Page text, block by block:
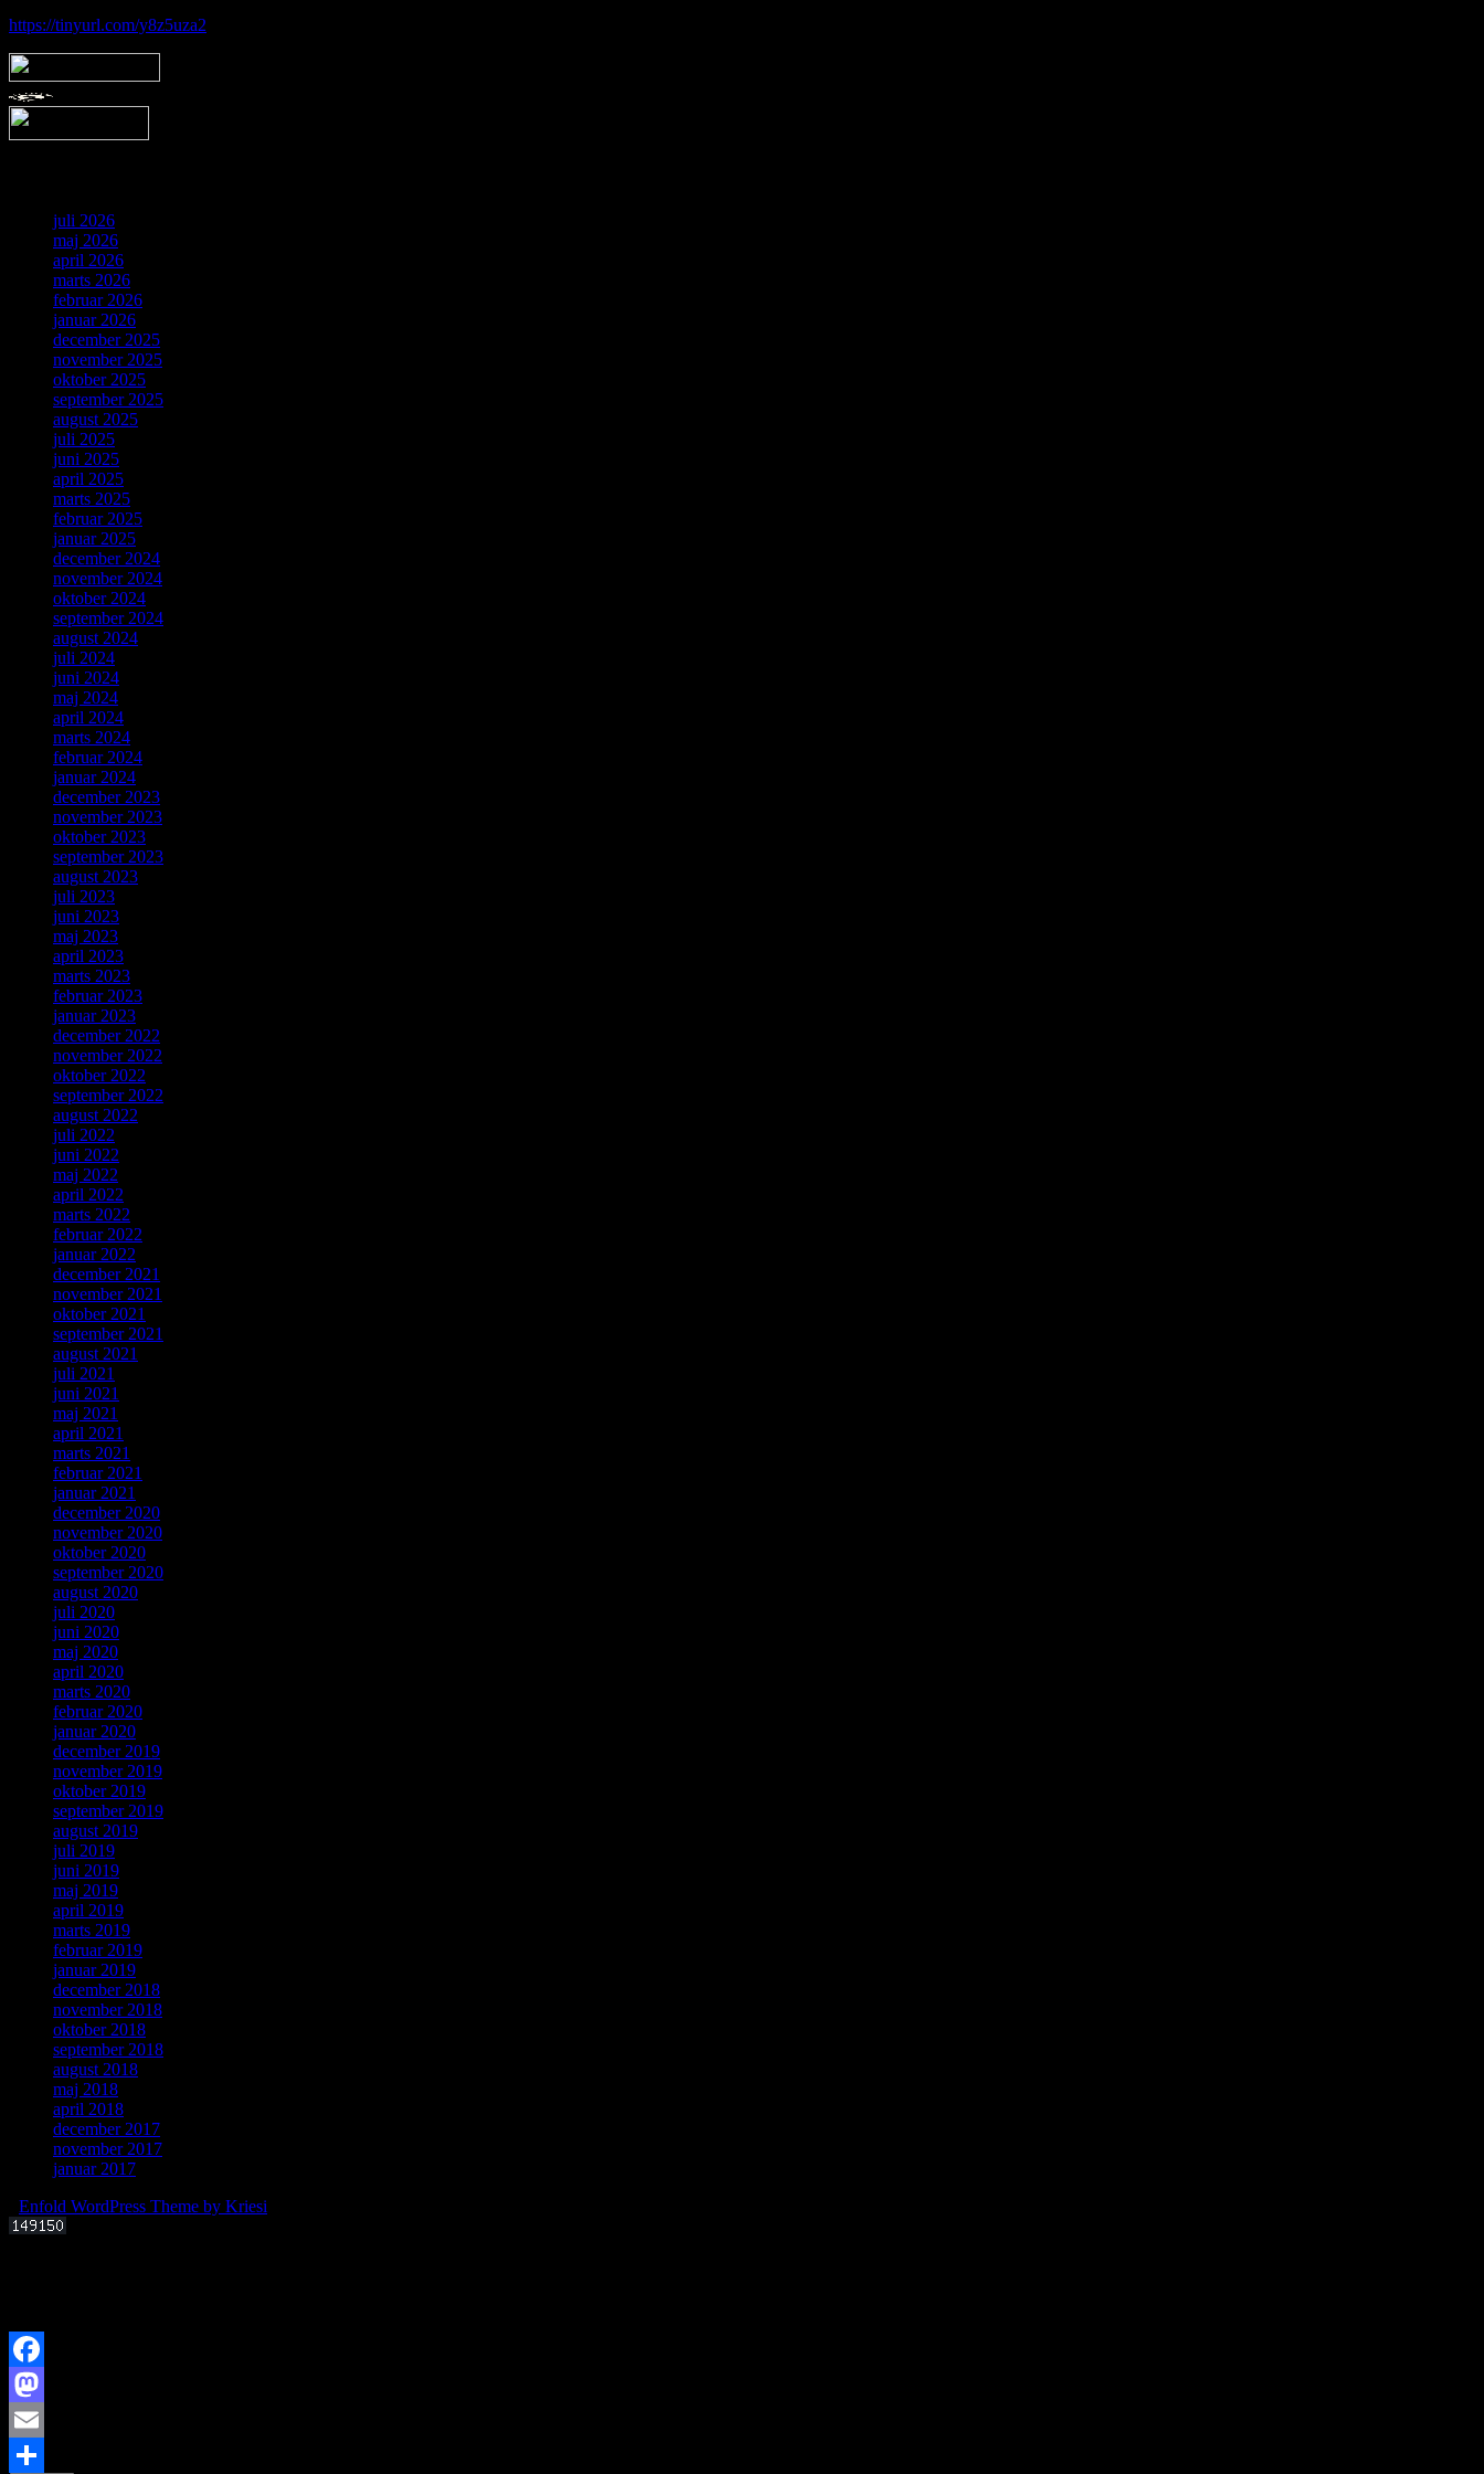
https://tinyurl.com/y8z5uza2
juli 2026
maj 2026
april 2026
marts 2026
februar 2026
januar 2026
december 2025
november 2025
oktober 2025
september 2025
august 2025
juli 2025
juni 2025
april 2025
marts 2025
februar 2025
januar 2025
december 2024
november 2024
oktober 2024
september 2024
august 2024
juli 2024
juni 2024
maj 2024
april 2024
marts 2024
februar 2024
januar 2024
december 2023
november 2023
oktober 2023
september 2023
august 2023
juli 2023
juni 2023
maj 2023
april 2023
marts 2023
februar 2023
januar 2023
december 2022
november 2022
oktober 2022
september 2022
august 2022
juli 2022
juni 2022
maj 2022
april 2022
marts 2022
februar 2022
januar 2022
december 2021
november 2021
oktober 2021
september 2021
august 2021
juli 2021
juni 2021
maj 2021
april 2021
marts 2021
februar 2021
januar 2021
december 2020
november 2020
oktober 2020
september 2020
august 2020
juli 2020
juni 2020
maj 2020
april 2020
marts 2020
februar 2020
januar 2020
december 2019
november 2019
oktober 2019
september 2019
august 2019
juli 2019
juni 2019
maj 2019
april 2019
marts 2019
februar 2019
januar 2019
december 2018
november 2018
oktober 2018
september 2018
august 2018
maj 2018
april 2018
december 2017
november 2017
januar 2017
Enfold WordPress Theme by Kriesi
Facebook
Mastodon
Email